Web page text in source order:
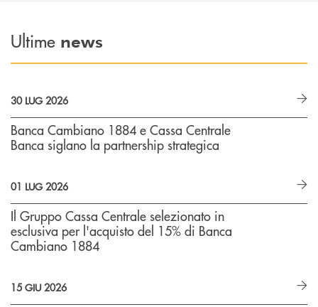
Ultime news
30 LUG 2026
Banca Cambiano 1884 e Cassa Centrale
Banca siglano la partnership strategica
01 LUG 2026
Il Gruppo Cassa Centrale selezionato in
esclusiva per l'acquisto del 15% di Banca
Cambiano 1884
15 GIU 2026